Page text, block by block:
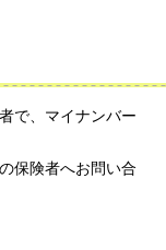
で、マイナンバー
保険者へお問い合